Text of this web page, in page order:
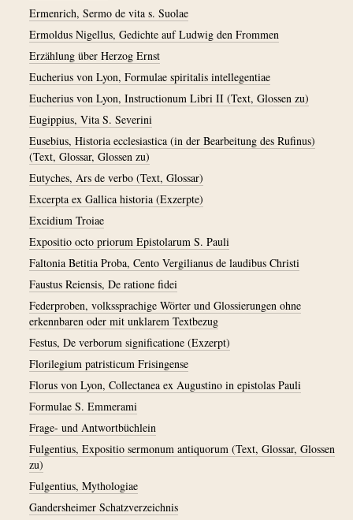
Ermenrich, Sermo de vita s. Suolae
Ermoldus Nigellus, Gedichte auf Ludwig den Frommen
Erzählung über Herzog Ernst
Eucherius von Lyon, Formulae spiritalis intellegentiae
Eucherius von Lyon, Instructionum Libri II (Text, Glossen zu)
Eugippius, Vita S. Severini
Eusebius, Historia ecclesiastica (in der Bearbeitung des Rufinus)
(Text, Glossar, Glossen zu)
Eutyches, Ars de verbo (Text, Glossar)
Excerpta ex Gallica historia (Exzerpte)
Excidium Troiae
Expositio octo priorum Epistolarum S. Pauli
Faltonia Betitia Proba, Cento Vergilianus de laudibus Christi
Faustus Reiensis, De ratione fidei
Federproben, volkssprachige Wörter und Glossierungen ohne
erkennbaren oder mit unklarem Textbezug
Festus, De verborum significatione (Exzerpt)
Florilegium patristicum Frisingense
Florus von Lyon, Collectanea ex Augustino in epistolas Pauli
Formulae S. Emmerami
Frage- und Antwortbüchlein
Fulgentius, Expositio sermonum antiquorum (Text, Glossar, Glossen
zu)
Fulgentius, Mythologiae
Gandersheimer Schatzverzeichnis